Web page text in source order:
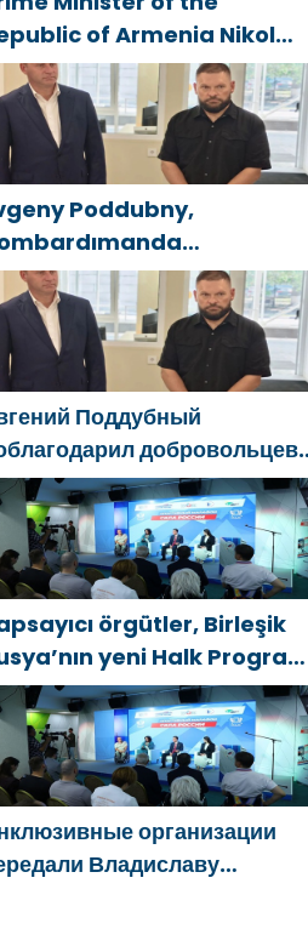
of Armenia Nikol
called President
the Republic of Azerbaijan
Aliyev
Poddubny,
kurtarmadaki
dolayı
bölgesindeki
teşekkür etti
Поддубный
добровольцев
области за
в спасении
от обстрелов
örgütler, Birleşik
yeni Halk Programı
Vladislav Golovin’e
sundu
организации
Владиславу